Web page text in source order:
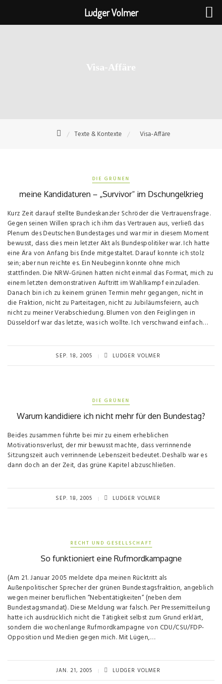
Visa-Affäre
Texte & Kontexte Visa-Affäre
DIE GRÜNEN
meine Kandidaturen – „Survivor“ im Dschungelkrieg
Kurz Zeit darauf stellte Bundeskanzler Schröder die Vertrauensfrage.
Gegen seinen Willen sprach ich ihm das Vertrauen aus, verließ das
Plenum des Deutschen Bundestages und war mir in diesem Moment
bewusst, dass dies mein letzter Akt als Bundespolitiker war. Ich hatte
eine Ära von Anfang bis Ende mitgestaltet. Darauf konnte ich stolz
sein; aber nun reichte es. Ein Neubeginn konnte ohne mich
stattfinden. Die NRW-Grünen hatten nicht einmal das Format, mich zu
einem letzten demonstrativen Auftritt im Wahlkampf einzuladen.
Danach bin ich zu keinem grünen Termin mehr gegangen, nicht in
die Fraktion, nicht zu Parteitagen, nicht zu Jubiläumsfeiern, auch
nicht zu meiner Verabschiedung. Blumen von den Feiglingen in
Düsseldorf war das letzte, was ich wollte. Ich verschwand einfach…
SEP. 18, 2005 LUDGER VOLMER
DIE GRÜNEN
Warum kandidiere ich nicht mehr für den Bundestag?
Beides zusammen führte bei mir zu einem erheblichen
Motivationsverlust, der mir bewusst machte, dass verrinnende
Sitzungszeit auch verrinnende Lebenszeit bedeutet. Deshalb war es
dann doch an der Zeit, das grüne Kapitel abzuschließen.
SEP. 18, 2005 LUDGER VOLMER
RECHT UND GESELLSCHAFT
So funktioniert eine Rufmordkampagne
(Am 21. Januar 2005 meldete dpa meinen Rücktritt als
Außenpolitischer Sprecher der grünen Bundestagsfraktion, angeblich
wegen meiner beruflichen “Nebentätigkeiten“ (neben dem
Bundestagsmandat). Diese Meldung war falsch. Per Pressemitteilung
hatte ich ausdrücklich nicht die Tätigkeit selbst zum Grund erklärt,
sondern die wochenlange Rufmordkampagne von CDU/CSU/FDP-
Opposition und Medien gegen mich. Mit Lügen,…
JAN. 21, 2005 LUDGER VOLMER
Ludger Volmer